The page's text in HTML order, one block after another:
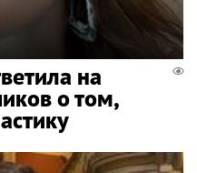
на
о том,